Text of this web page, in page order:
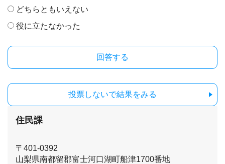
どちらともいえない
役に立たなかった
投票しないで結果をみる
住民課
〒401-0392
山梨県南都留郡富士河口湖町船津1700番地